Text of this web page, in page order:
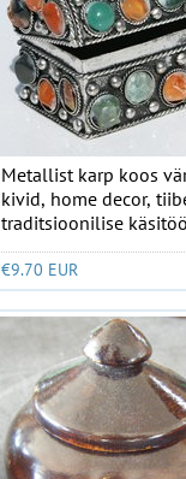
Metallist karp koos
kivid, home decor,
traditsioonilise
€9.70 EUR